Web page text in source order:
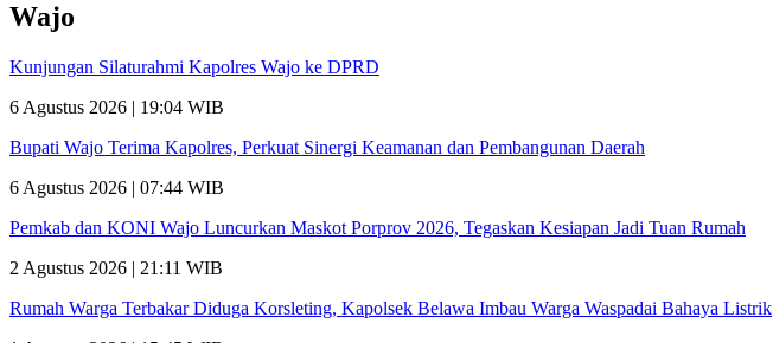
Wajo
Kunjungan Silaturahmi Kapolres Wajo ke DPRD
6 Agustus 2026 | 19:04 WIB
Bupati Wajo Terima Kapolres, Perkuat Sinergi Keamanan dan Pembangunan Daerah
6 Agustus 2026 | 07:44 WIB
Pemkab dan KONI Wajo Luncurkan Maskot Porprov 2026, Tegaskan Kesiapan Jadi Tuan Rumah
2 Agustus 2026 | 21:11 WIB
Rumah Warga Terbakar Diduga Korsleting, Kapolsek Belawa Imbau Warga Waspadai Bahaya Listrik